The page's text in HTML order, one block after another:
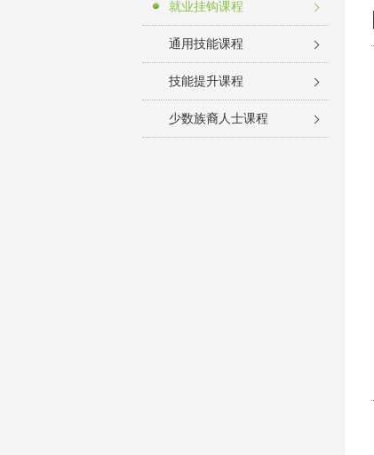
就业挂钩课程
通用技能课程
技能提升课程
少数族裔人士课程